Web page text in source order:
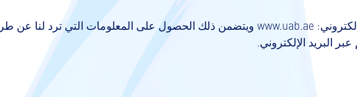
www.uab.ae ويتضمن ذلك الحصول على المعلومات التي ترد لنا عن
البريد الإلكتروني.